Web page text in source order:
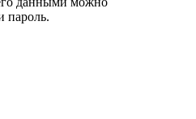
пароль.